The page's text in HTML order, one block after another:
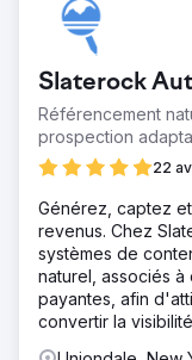
Slaterock
Référencement
prospection
22
Générez, captez
revenus. Chez
systèmes de
naturel, associés
payantes, afin
convertir la